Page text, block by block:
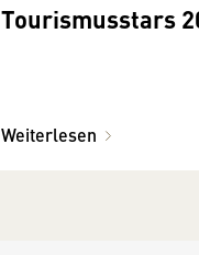
Tourismusstars
Weiterlesen